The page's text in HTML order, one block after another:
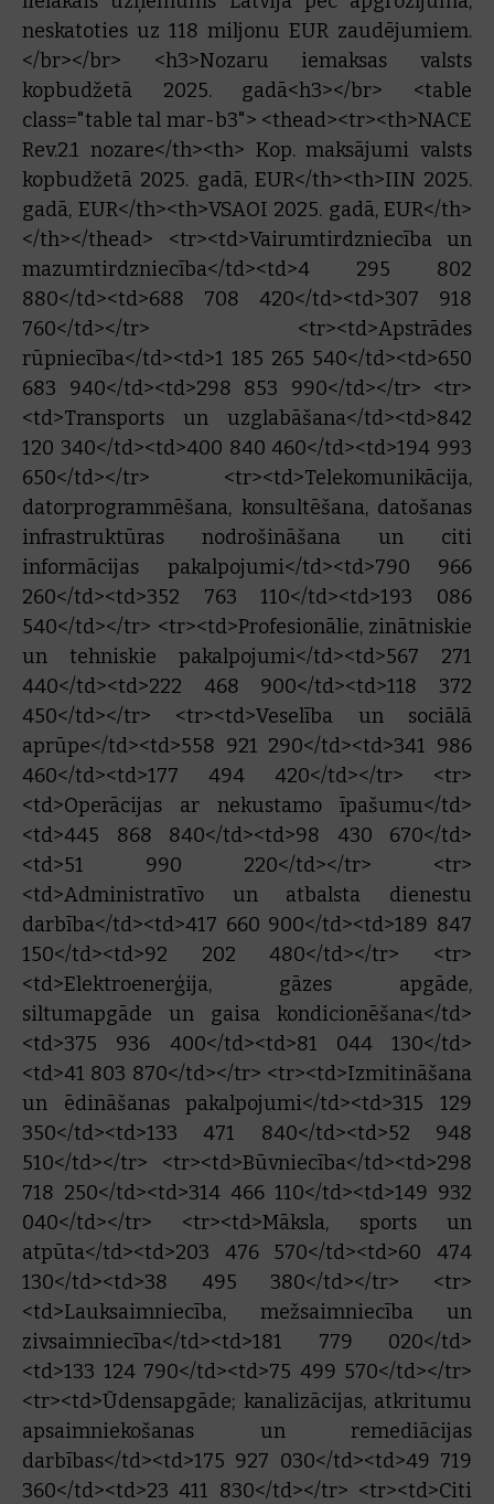
neskatoties uz 118 miljonu EUR zaudējumiem.
</br></br> <h3>Nozaru iemaksas valsts
kopbudžetā 2025. gadā<h3></br> <table
class="table tal mar-b3"> <thead><tr><th>NACE
Rev.2.1 nozare</th><th> Kop. maksājumi valsts
kopbudžetā 2025. gadā, EUR</th><th>IIN 2025.
gadā, EUR</th><th>VSAOI 2025. gadā, EUR</th>
</th></thead> <tr><td>Vairumtirdzniecība un
mazumtirdzniecība</td><td>4 295 802
880</td><td>688 708 420</td><td>307 918
760</td></tr> <tr><td>Apstrādes
rūpniecība</td><td>1 185 265 540</td><td>650
683 940</td><td>298 853 990</td></tr> <tr>
<td>Transports un uzglabāšana</td><td>842
120 340</td><td>400 840 460</td><td>194 993
650</td></tr> <tr><td>Telekomunikācija,
datorprogrammēšana, konsultēšana, datošanas
infrastruktūras nodrošināšana un citi
informācijas pakalpojumi</td><td>790 966
260</td><td>352 763 110</td><td>193 086
540</td></tr> <tr><td>Profesionālie, zinātniskie
un tehniskie pakalpojumi</td><td>567 271
440</td><td>222 468 900</td><td>118 372
450</td></tr> <tr><td>Veselība un sociālā
aprūpe</td><td>558 921 290</td><td>341 986
460</td><td>177 494 420</td></tr> <tr>
<td>Operācijas ar nekustamo īpašumu</td>
<td>445 868 840</td><td>98 430 670</td>
<td>51 990 220</td></tr> <tr>
<td>Administratīvo un atbalsta dienestu
darbība</td><td>417 660 900</td><td>189 847
150</td><td>92 202 480</td></tr> <tr>
<td>Elektroenerģija, gāzes apgāde,
siltumapgāde un gaisa kondicionēšana</td>
<td>375 936 400</td><td>81 044 130</td>
<td>41 803 870</td></tr> <tr><td>Izmitināšana
un ēdināšanas pakalpojumi</td><td>315 129
350</td><td>133 471 840</td><td>52 948
510</td></tr> <tr><td>Būvniecība</td><td>298
718 250</td><td>314 466 110</td><td>149 932
040</td></tr> <tr><td>Māksla, sports un
atpūta</td><td>203 476 570</td><td>60 474
130</td><td>38 495 380</td></tr> <tr>
<td>Lauksaimniecība, mežsaimniecība un
zivsaimniecība</td><td>181 779 020</td>
<td>133 124 790</td><td>75 499 570</td></tr>
<tr><td>Ūdensapgāde; kanalizācijas, atkritumu
apsaimniekošanas un remediācijas
darbības</td><td>175 927 030</td><td>49 719
360</td><td>23 411 830</td></tr> <tr><td>Citi